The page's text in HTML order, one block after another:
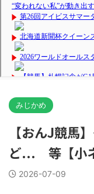
みじかめ
【おんJ競馬
ど... 等【小
2026-07-09